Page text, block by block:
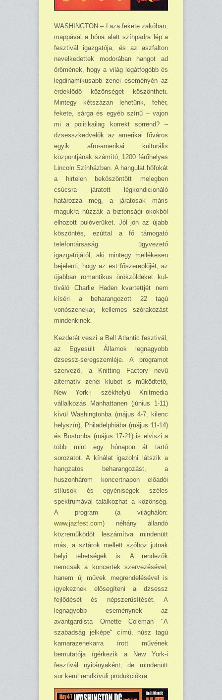
WASHINGTON – Laza fekete zakóban,
mappával a hóna alatt színpadra lép a
fesz­tivál igazgatója, és az aszfalton
nevelkedettek modorában hangot ad
örömének, hogy a világ legátfogóbb és
legdinamikusabb zenei eseményén az
érdeklődő közön­séget köszöntheti.
Mintegy kétszázan lehetünk, fehér,
fekete, sárga és egyéb színű – vajon
mi a politikailag korrekt sorrend? –
dzsesszkedvelők az amerikai főváros
egyik afro-amerikai kulturális
központjának számító, 1200 férőhelyes
Lincoln Színházban. A hangulat hőfokát
a hir­telen beköszöntött melegben
csúcsra járatott légkondicionáló
határozza meg, a járatosak máris
magukra húzzák a biztonsági okokból
elhozott pulóverüket. Jól jön az újabb
köszöntés, ezúttal a fő támogató
telefontársaság ügyvezető
igazgatójától, aki mintegy mellékesen
bejelenti, hogy az est főszereplőjét, az
újabban romantikus örökzöldeket kul­
tiváló Charlie Haden kvartettjét nem
kíséri a beharangozott 22 tagú
vonószenekar, kel­lemes szórakozást
mindenkinek.
Kezdetét veszi a Bell Atlantic fesztivál,
az Egyesült Államok legnagyobb
dzsessz-seregszemléje. A programot
szervező, a Knitting Factory nevű
alternatív zenei klubot is működtető,
New York-i székhelyű Knitmedia
vállalkozás Manhattanen (június 1-11)
kí­vül Washingtonba (május 4-7, kilenc
helyszín), Philadelphiába (május 11-14)
és Bostonba (május 17-21) is elviszi a
több mint egy hónapon át tartó
sorozatot. A kínálat igazolni látszik a
hangzatos beharangozást, a
huszonhárom koncertnapon előadói
stílusok és egyéniségek széles
spektrumával találkozhat a közönség.
A program (a világhálón:
www.jazfest.com) néhány állandó
közreműködőt leszámítva mindenütt
más, a sztárok mellett szóhoz jutnak
helyi tehetségek is. A rendezők
nemcsak a koncertek szervezésével,
hanem új művek megrendelésével is
igyekeznek elősegíteni a dzsessz
fejlődését és nép­szerűsítését. A
legnagyobb eseménynek az
avantgardista Ornette Coleman "A
szabadság jelképe" című, húsz tagú
kamarazenekarra írott művének
bemutatója ígérkezik a New York-i
fesztivál nyitányaként, de mindenütt
sor kerül rendkívüli produkciókra.